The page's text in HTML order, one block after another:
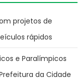
projetos de
rápidos
e Paralímpicos
da Cidade